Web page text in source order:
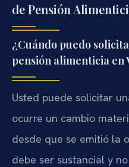
de Pensión
¿Cuándo puedo
pensión alimenticia en
Usted puede solicitar
ocurre un cambio
desde que se emitió la
debe ser sustancial y